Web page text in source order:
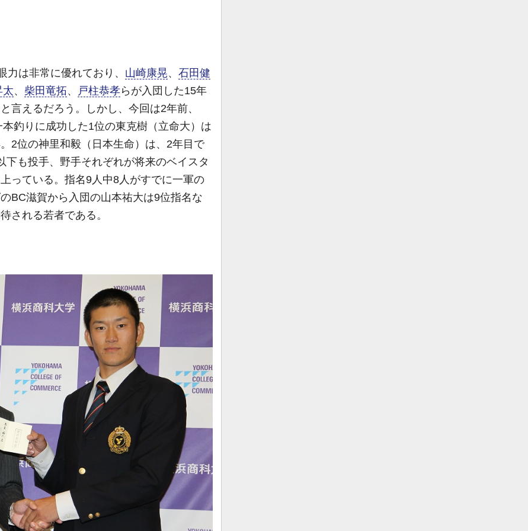
は非常に優れており、 山崎康晃、 石田健
太、 柴田竜拓、 戸柱恭孝らが入団した15年
言えるだろう。しかし、今回は2年前、
釣りに成功した1位の東克樹（立命大）は
2位の神里和毅（日本生命）は、2年目で
下も投手、野手それぞれが将来のベイスタ
っている。指名9人中8人がすでに一軍の
BC滋賀から入団の山本祐大は9位指名な
される若者である。